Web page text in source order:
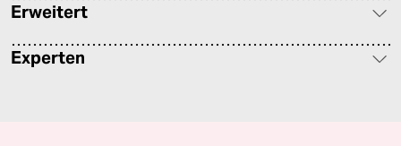
Erweitert
Experten